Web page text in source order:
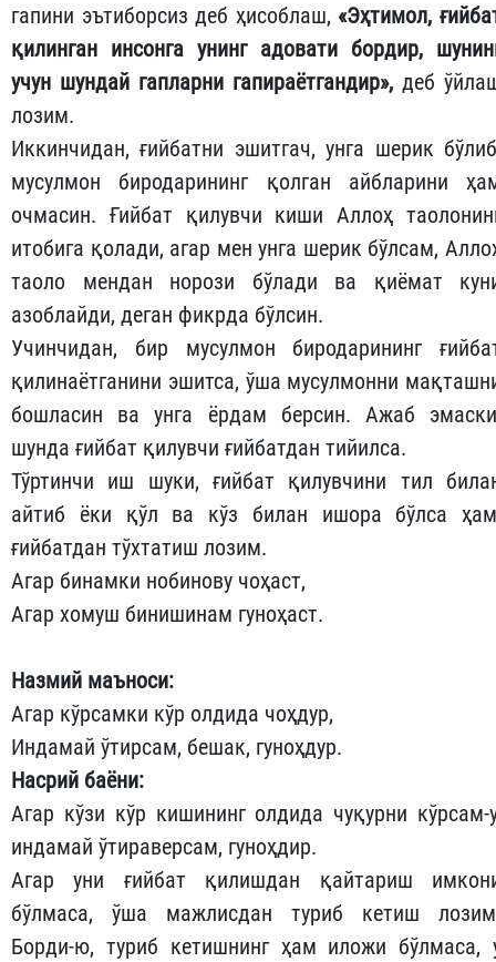
гапини эътиборсиз деб ҳисоблаш, «Эҳтимол,
қилинган инсонга унинг адовати бордир,
учун шундай гапларни гапираётгандир», деб
лозим.
Иккинчидан, ғийбатни эшитгач, унга шерик
мусулмон биродарининг қолган айбларини
очмасин. Ғийбат қилувчи киши Аллоҳ
итобига қолади, агар мен унга шерик бўлсам,
таоло мендан норози бўлади ва қиёмат
азоблайди, деган фикрда бўлсин.
Учинчидан, бир мусулмон биродарининг
қилинаётганини эшитса, ўша мусулмонни
бошласин ва унга ёрдам берсин. Ажаб
шунда ғийбат қилувчи ғийбатдан тийилса.
Тўртинчи иш шуки, ғийбат қилувчини тил
айтиб ёки қўл ва кўз билан ишора бўлса
ғийбатдан тўхтатиш лозим.
Агар бинамки нобинову чоҳаст,
Агар хомуш бинишинам гуноҳаст.
Назмий маъноси:
Агар кўрсамки кўр олдида чоҳдур,
Индамай ўтирсам, бешак, гуноҳдур.
Насрий баëни:
Агар кўзи кўр кишининг олдида чуқурни кўрсам-
индамай ўтираверсам, гуноҳдир.
Агар уни ғийбат қилишдан қайтариш
бўлмаса, ўша мажлисдан туриб кетиш
Борди-ю, туриб кетишнинг ҳам иложи бўлмаса,